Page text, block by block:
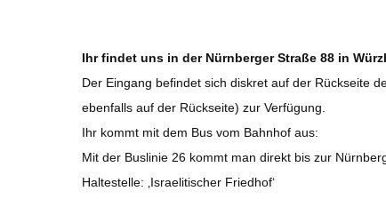
Ihr findet uns in der Nürnberger Straße 88 in
Der Eingang befindet sich diskret auf der Rückseite
ebenfalls auf der Rückseite) zur Verfügung.
Ihr kommt mit dem Bus vom Bahnhof aus:
Mit der Buslinie 26 kommt man direkt bis zur
Haltestelle: ‚Israelitischer Friedhof‘